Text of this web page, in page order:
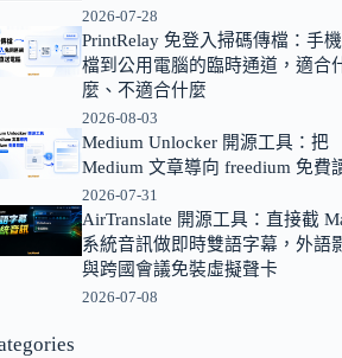
2026-07-28
PrintRelay 免登入掃碼傳檔：手
檔到公用電腦的臨時通道，適合
麼、不適合什麼
2026-08-03
Medium Unlocker 開源工具：把
Medium 文章導向 freedium 免費
2026-07-31
AirTranslate 開源工具：直接截
系統音訊做即時雙語字幕，外語
與跨國會議免裝虛擬聲卡
2026-07-08